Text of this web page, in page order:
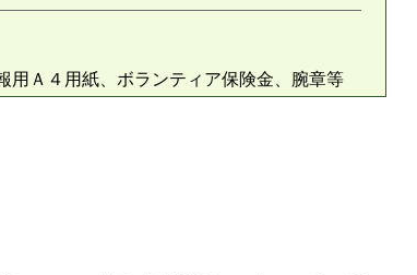
用Ａ４用紙、ボランティア保険金、腕章等